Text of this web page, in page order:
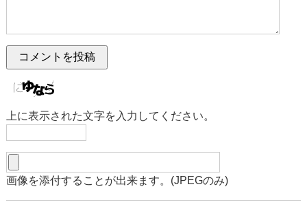
上に表示された文字を入力してください。
画像を添付することが出来ます。(JPEGのみ)